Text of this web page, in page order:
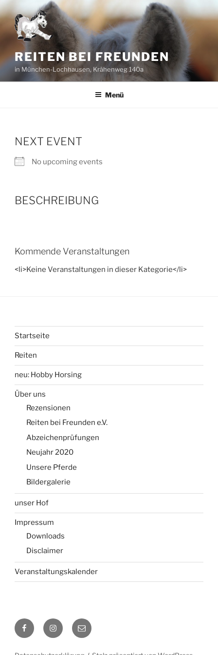
Zum
Inhalt
springen
REITEN BEI FREUNDEN
in München-Lochhausen, Krähenweg 140a
Menü
NEXT EVENT
No upcoming events
BESCHREIBUNG
Kommende Veranstaltungen
<li>Keine Veranstaltungen in dieser Kategorie</li>
Startseite
Reiten
neu: Hobby Horsing
Über uns
Rezensionen
Reiten bei Freunden e.V.
Abzeichenprüfungen
Neujahr 2020
Unsere Pferde
Bildergalerie
unser Hof
Impressum
Downloads
Disclaimer
Veranstaltungskalender
FacebookInstagram
E-
Mail